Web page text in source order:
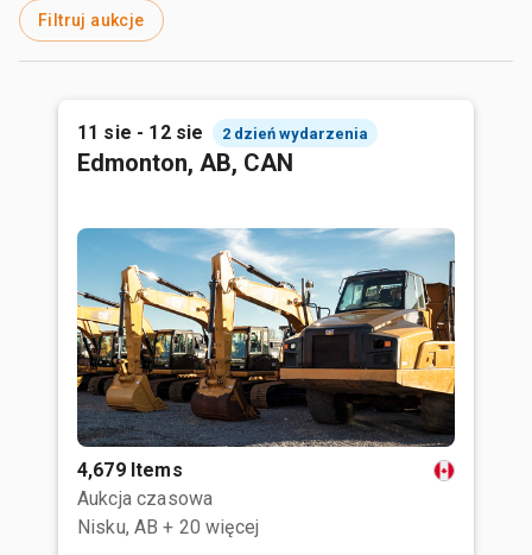
Filtruj aukcje
11 sie - 12 sie 2 dzień wydarzenia
Edmonton, AB, CAN
4,679 Items
Aukcja czasowa
Nisku, AB + 20 więcej